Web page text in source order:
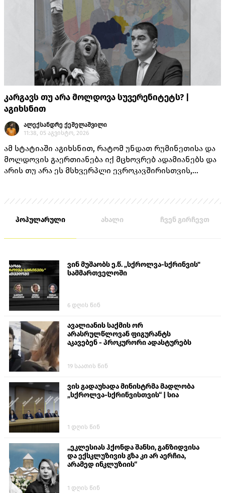
კარგავს თუ არა მოლდოვა სუვერენიტეტს? |
აგიხსნით
ალექსანდრე ქეშელაშვილი
11:38, 05 აგვისტო, 2026
ამ სტატიაში აგიხსნით, რატომ უნდათ რუმინეთისა და
მოლდოვის გაერთიანება იქ მცხოვრებ ადამიანებს და
არის თუ არა ეს მსხვერპლი ევროკავშირისთვის,
პოპულარული ახალი ჩვენ გირჩევთ
ვინ მუშაობს ე.წ. „სქროლვა-სქრინვის"
სამმართველოში
6 დღის წინ
ავალიანის საქმის ორ
არასრულწლოვან ფიგურანტს
აკავებენ - პროკურორი ადასტურებს
19 საათის წინ
ვის გადაუხადა მინისტრმა მადლობა
„სქროლვა-სქრინვისთვის“ | სია
1 დღის წინ
„ეკლესიას ჰქონდა შანსი, განზიდვისა
და ექსკლუზივის გზა კი არ აერჩია,
არამედ ინკლუზიის“
1 დღის წინ